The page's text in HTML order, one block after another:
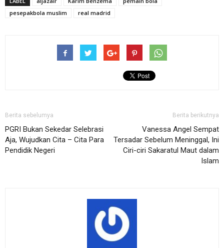
pesepakbola muslim
real madrid
Berita sebelumya
PGRI Bukan Sekedar Selebrasi
Aja, Wujudkan Cita – Cita Para
Pendidik Negeri
Berita berikutnya
Vanessa Angel Sempat
Tersadar Sebelum Meninggal, Ini
Ciri-ciri Sakaratul Maut dalam
Islam